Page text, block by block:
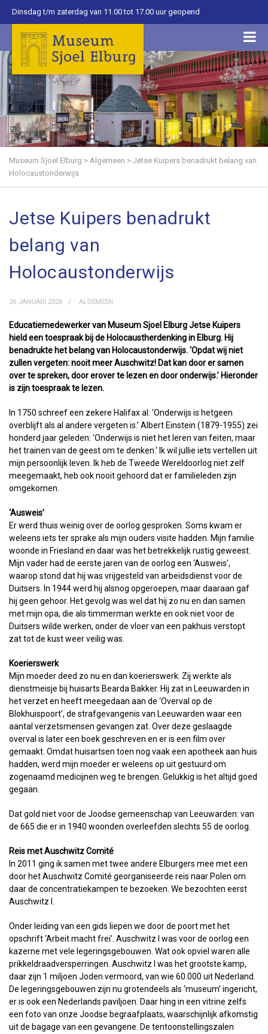
Dinsdag t/m zaterdag van 11.00 tot 17.00 uur geopend
Museum Sjoel Elburg > Algemeen > Jetse Kuipers benadrukt belang van
Holocaustonderwijs
Jetse Kuipers benadrukt
belang van
Holocaustonderwijs
26 JANUARI 2026 ALGEMEEN
Educatiemedewerker van Museum Sjoel Elburg Jetse Kuipers
hield een toespraak bij de Holocaustherdenking in Elburg. Hij
benadrukte het belang van Holocaustonderwijs. ‘Opdat wij niet
zullen vergeten: nooit meer Auschwitz! Dat kan door er samen
over te spreken, door erover te lezen en door onderwijs.’ Hieronder
is zijn toespraak te lezen.
In 1750 schreef een zekere Halifax al: ‘Onderwijs is hetgeen
overblijft als al andere vergeten is.’ Albert Einstein (1879-1955) zei
honderd jaar geleden: ‘Onderwijs is niet het leren van feiten, maar
het trainen van de geest om te denken.’ Ik wil jullie iets vertellen uit
mijn persoonlijk leven. Ik heb de Tweede Wereldoorlog niet zelf
meegemaakt, heb ook nooit gehoord dat er familieleden zijn
omgekomen.
‘Ausweis’
Er werd thuis weinig over de oorlog gesproken. Soms kwam er
weleens iets ter sprake als mijn ouders visite hadden. Mijn familie
woonde in Friesland en daar was het betrekkelijk rustig geweest.
Mijn vader had de eerste jaren van de oorlog een ‘Ausweis’,
waarop stond dat hij was vrijgesteld van arbeidsdienst voor de
Duitsers. In 1944 werd hij alsnog opgeroepen, maar daaraan gaf
hij geen gehoor. Het gevolg was wel dat hij zo nu en dan samen
met mijn opa, die als timmerman werkte en ook niet voor de
Duitsers wilde werken, onder de vloer van een pakhuis verstopt
zat tot de kust weer veilig was.
Koerierswerk
Mijn moeder deed zo nu en dan koerierswerk. Zij werkte als
dienstmeisje bij huisarts Bearda Bakker. Hij zat in Leeuwarden in
het verzet en heeft meegedaan aan de ‘Overval op de
Blokhuispoort’, de strafgevangenis van Leeuwarden waar een
aantal verzetsmensen gevangen zat. Over deze geslaagde
overval is later een boek geschreven en er is een film over
gemaakt. Omdat huisartsen toen nog vaak een apotheek aan huis
hadden, werd mijn moeder er weleens op uit gestuurd om
zogenaamd medicijnen weg te brengen. Gelukkig is het altijd goed
gegaan.
Dat gold niet voor de Joodse gemeenschap van Leeuwarden: van
de 665 die er in 1940 woonden overleefden slechts 55 de oorlog.
Reis met Auschwitz Comité
In 2011 ging ik samen met twee andere Elburgers mee met een
door het Auschwitz Comité georganiseerde reis naar Polen om
daar de concentratiekampen te bezoeken. We bezochten eerst
Auschwitz I.
Onder leiding van een gids liepen we door de poort met het
opschrift ‘Arbeit macht frei’. Auschwitz I was voor de oorlog een
kazerne met vele legeringsgebouwen. Wat ook opviel waren alle
prikkeldraadversperringen. Auschwitz I was het grootste kamp,
daar zijn 1 miljoen Joden vermoord, van wie 60.000 uit Nederland.
De legeringsgebouwen zijn nu grotendeels als ‘museum’ ingericht,
er is ook een Nederlands paviljoen. Daar hing in een vitrine zelfs
een foto van onze Joodse begraafplaats, waarschijnlijk afkomstig
uit de bagage van een gevangene. De tentoonstellingszalen